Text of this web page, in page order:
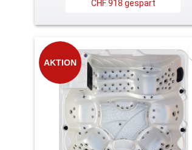
CHF 918 gespart
AKTION